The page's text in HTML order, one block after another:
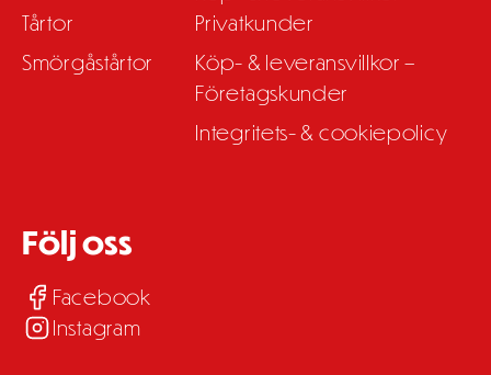
Tårtor
Smörgåstårtor
Privatkunder
Köp- & leveransvillkor –
Företagskunder
Integritets- & cookiepolicy
Följ oss
Facebook
Instagram